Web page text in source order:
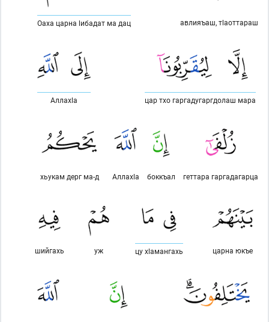
авлияъаш, тlаоттараш
Оаха царна lибадат ма дац
цар тхо гаргадугаргдолаш мара
Аллахlа
геттара гаргадагарца
боккъал
Аллахlа
хьукам дерг ма-д
царна юкъе
цу хlамангахь
уж
шийгахь